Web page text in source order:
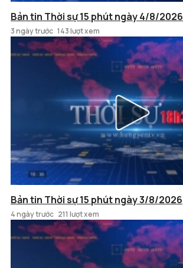
Bản tin Thời sự 15 phút ngày 4/8/2026
3 ngày trước 143 lượt xem
Bản tin Thời sự 15 phút ngày 3/8/2026
4 ngày trước 211 lượt xem